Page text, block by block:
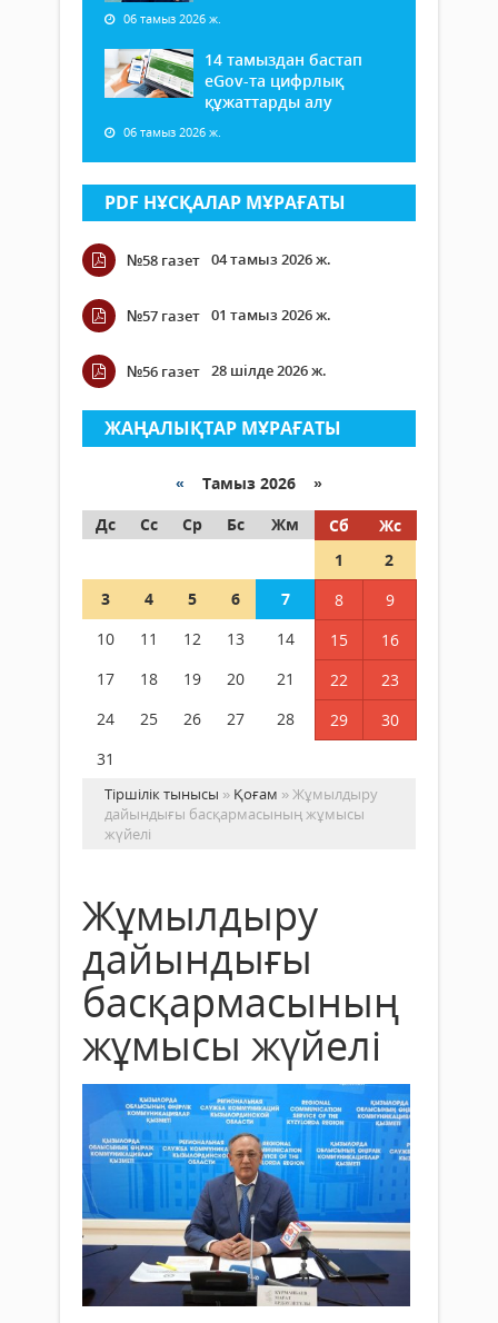
06 тамыз 2026 ж.
14 тамыздан бастап
еGov-та цифрлық
құжаттарды алу
06 тамыз 2026 ж.
PDF НҰСҚАЛАР МҰРАҒАТЫ
№58 газет 04 тамыз 2026 ж.
№57 газет 01 тамыз 2026 ж.
№56 газет 28 шілде 2026 ж.
ЖАҢАЛЫҚТАР МҰРАҒАТЫ
« Тамыз 2026 »
Дс
Сс Ср Бс Жм Сб
Жс
1
2
3
4 5 6 7 8
9
10
11 12 13 14 15
16
17
18 19 20 21 22
23
24
25 26 27 28 29
30
31
Тіршілік тынысы » Қоғам » Жұмылдыру
дайындығы басқармасының жұмысы
жүйелі
Жұмылдыру
дайындығы
басқармасының
жұмысы жүйелі